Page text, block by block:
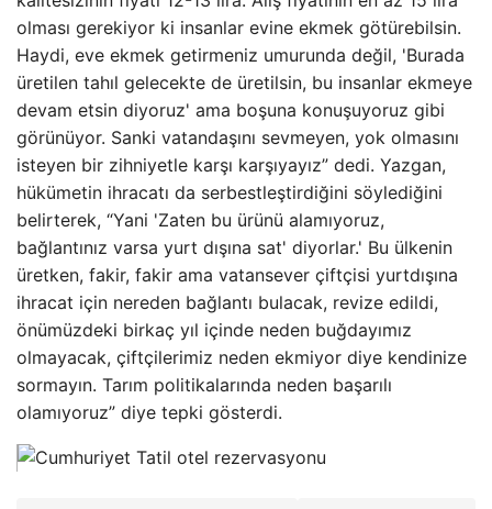
olması gerekiyor ki insanlar evine ekmek götürebilsin.
Haydi, eve ekmek getirmeniz umurunda değil, 'Burada
üretilen tahıl gelecekte de üretilsin, bu insanlar ekmeye
devam etsin diyoruz' ama boşuna konuşuyoruz gibi
görünüyor. Sanki vatandaşını sevmeyen, yok olmasını
isteyen bir zihniyetle karşı karşıyayız” dedi. Yazgan,
hükümetin ihracatı da serbestleştirdiğini söylediğini
belirterek, “Yani 'Zaten bu ürünü alamıyoruz,
bağlantınız varsa yurt dışına sat' diyorlar.' Bu ülkenin
üretken, fakir, fakir ama vatansever çiftçisi yurtdışına
ihracat için nereden bağlantı bulacak, revize edildi,
önümüzdeki birkaç yıl içinde neden buğdayımız
olmayacak, çiftçilerimiz neden ekmiyor diye kendinize
sormayın. Tarım politikalarında neden başarılı
olamıyoruz” diye tepki gösterdi.